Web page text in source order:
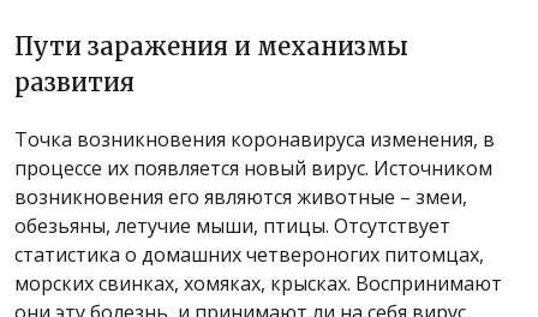
Пути заражения и механизмы
развития
Точка возникновения коронавируса изменения, в
процессе их появляется новый вирус. Источником
возникновения его являются животные – змеи,
обезьяны, летучие мыши, птицы. Отсутствует
статистика о домашних четвероногих питомцах,
морских свинках, хомяках, крысках. Воспринимают